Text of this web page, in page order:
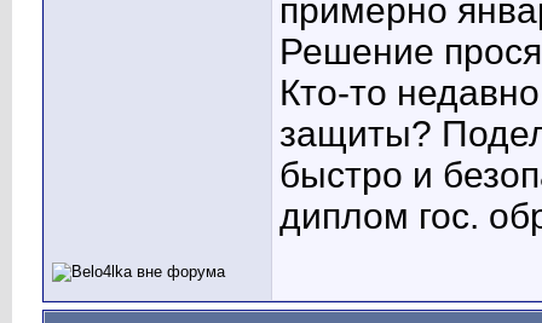
примерно
Решение
Кто-то
защиты?
быстро и
диплом гос.